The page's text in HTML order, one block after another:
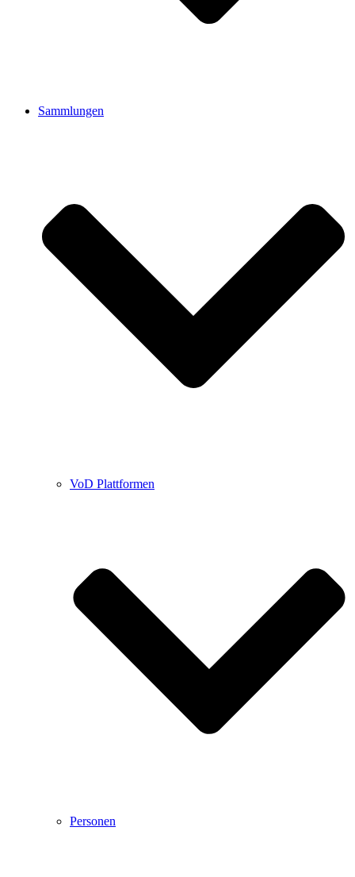
Sammlungen
VoD Plattformen
Personen